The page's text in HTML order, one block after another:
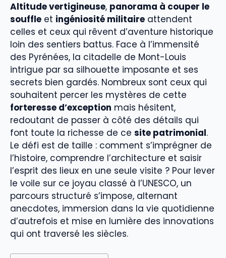
Altitude vertigineuse, panorama à couper le
souffle et ingéniosité militaire attendent
celles et ceux qui rêvent d’aventure historique
loin des sentiers battus. Face à l’immensité
des Pyrénées, la citadelle de Mont-Louis
intrigue par sa silhouette imposante et ses
secrets bien gardés. Nombreux sont ceux qui
souhaitent percer les mystères de cette
forteresse d’exception mais hésitent,
redoutant de passer à côté des détails qui
font toute la richesse de ce site patrimonial.
Le défi est de taille : comment s’imprégner de
l’histoire, comprendre l’architecture et saisir
l’esprit des lieux en une seule visite ? Pour lever
le voile sur ce joyau classé à l’UNESCO, un
parcours structuré s’impose, alternant
anecdotes, immersion dans la vie quotidienne
d’autrefois et mise en lumière des innovations
qui ont traversé les siècles.